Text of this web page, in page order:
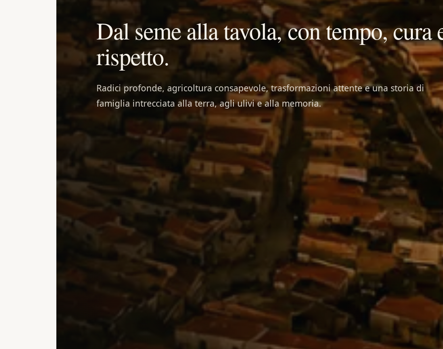
Dal seme alla tavola, con tempo, cura
rispetto.
Radici profonde, agricoltura consapevole, trasformazioni attente e una storia di
famiglia intrecciata alla terra, agli ulivi e alla memoria.